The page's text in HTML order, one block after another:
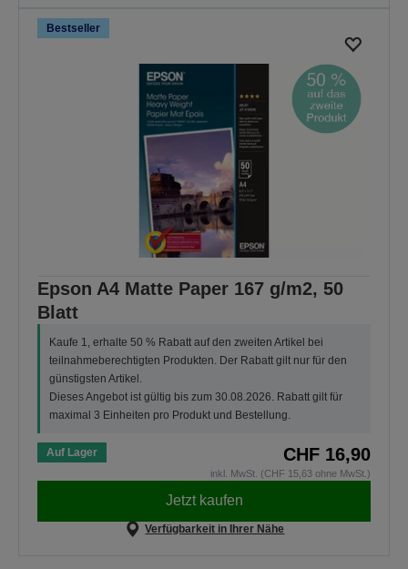
Bestseller
Epson A4 Matte Paper 167 g/m2, 50
Blatt
Kaufe 1, erhalte 50 % Rabatt auf den zweiten Artikel bei
teilnahmeberechtigten Produkten. Der Rabatt gilt nur für den
günstigsten Artikel.
Dieses Angebot ist gültig bis zum 30.08.2026. Rabatt gilt für
maximal 3 Einheiten pro Produkt und Bestellung.
Auf Lager CHF 16,90
inkl. MwSt. (CHF 15,63 ohne MwSt.)
Jetzt kaufen
Verfügbarkeit in Ihrer Nähe